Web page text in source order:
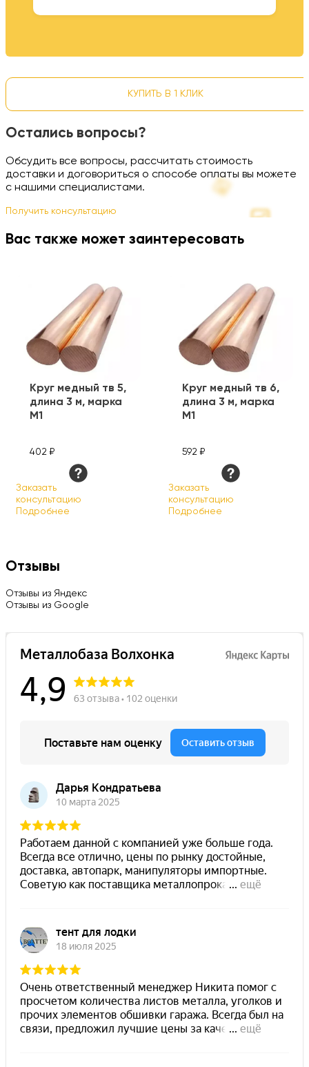
КУПИТЬ В 1 КЛИК
Остались вопросы?
Обсудить все вопросы, рассчитать стоимость
доставки и договориться о способе оплаты вы можете
с нашими специалистами.
Получить консультацию
Вас также может заинтересовать
Круг медный тв 5,
длина 3 м, марка
М1
402 ₽
Заказать
консультацию
Подробнее
Круг медный тв 6,
длина 3 м, марка
М1
592 ₽
Заказать
консультацию
Подробнее
Отзывы
Отзывы из Яндекс
Отзывы из Google